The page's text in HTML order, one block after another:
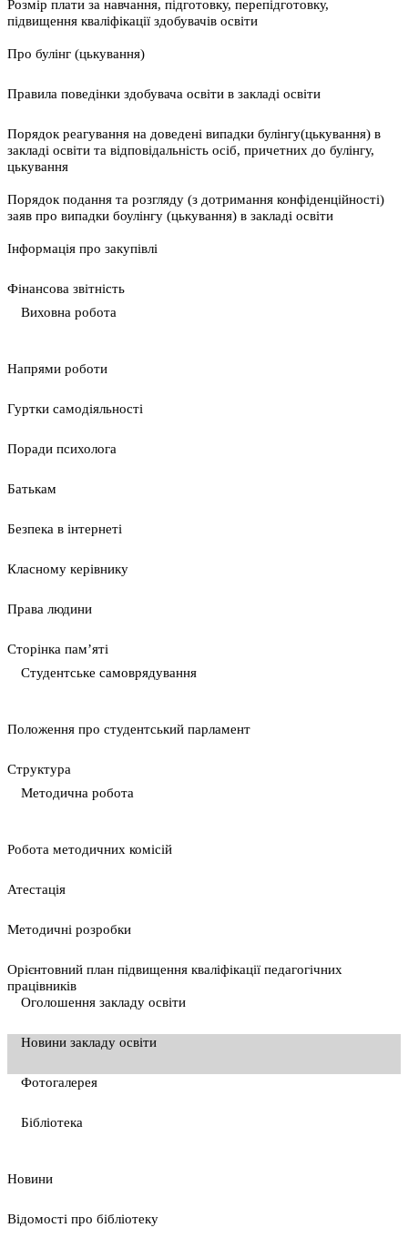
Розмір плати за навчання, підготовку, перепідготовку,
підвищення кваліфікації здобувачів освіти
Про булінг (цькування)
Правила поведінки здобувача освіти в закладі освіти
Порядок реагування на доведені випадки булінгу(цькування) в
закладі освіти та відповідальність осіб, причетних до булінгу,
цькування
Порядок подання та розгляду (з дотримання конфіденційності)
заяв про випадки боулінгу (цькування) в закладі освіти
Інформація про закупівлі
Фінансова звітність
Виховна робота
Напрями роботи
Гуртки самодіяльності
Поради психолога
Батькам
Безпека в інтернеті
Класному керівнику
Права людини
Сторінка пам’яті
Студентське самоврядування
Положення про студентський парламент
Cтруктура
Методична робота
Pобота методичних комісій
Атестація
Методичні розробки
Орієнтовний план підвищення кваліфікації педагогічних
працівників
Оголошення закладу освіти
Новини закладу освіти
Фотогалерея
Бібліотека
Новини
Відомості про бібліотеку